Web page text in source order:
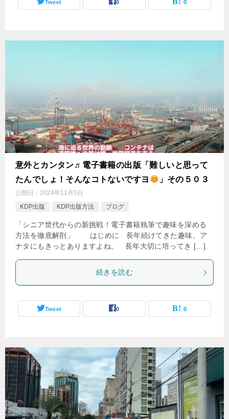
Tweet 0 0
意外とカンタン♬電子書籍の出版「難しいと思って
たんでしょ！そんなコトないですヨ
」その５０３
公開日： 2024年11月5日
KDP出版
KDP出版方法 ブログ
「シニア世代からの新挑戦！電子書籍執筆で趣味を深める
方法を徹底解剖」 はじめに 長年続けてきた趣味、ア
ナタにもきっとありますよね。 長年大切に培ってき […]
続きを読む
Tweet 0 0